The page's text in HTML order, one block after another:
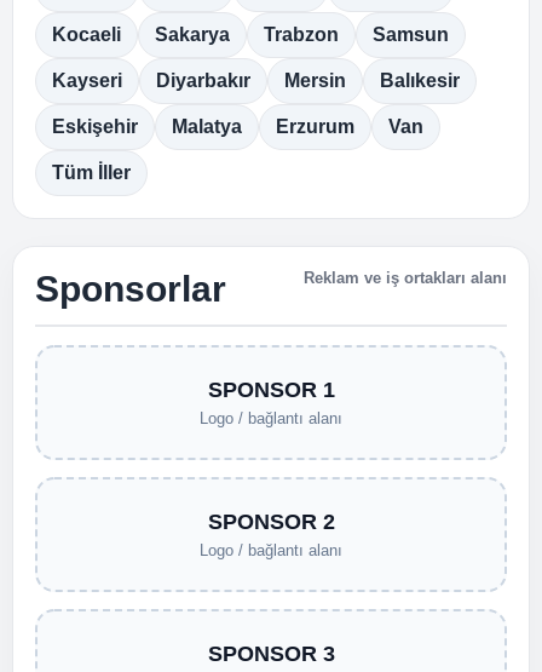
Kocaeli Sakarya Trabzon Samsun
Kayseri Diyarbakır Mersin Balıkesir
Eskişehir Malatya Erzurum Van
Tüm İller
Sponsorlar Reklam ve iş ortakları alanı
SPONSOR 1
Logo / bağlantı alanı
SPONSOR 2
Logo / bağlantı alanı
SPONSOR 3